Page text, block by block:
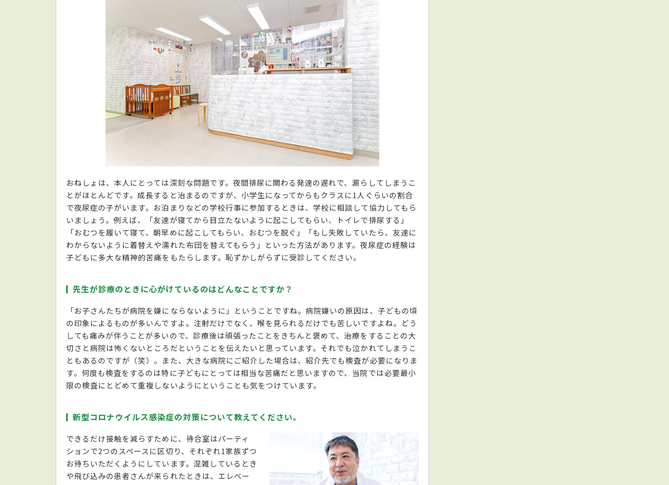
おねしょは、本人にとっては深刻な問題です。夜間排尿に関わる発達の遅れで、漏らしてしまうこ
とがほとんどです。成長すると治まるのですが、小学生になってからもクラスに1人ぐらいの割合
で夜尿症の子がいます。お泊まりなどの学校行事に参加するときは、学校に相談して協力してもら
いましょう。例えば、「友達が寝てから目立たないように起こしてもらい、トイレで排尿する」
「おむつを履いて寝て、朝早めに起こしてもらい、おむつを脱ぐ」「もし失敗していたら、友達に
わからないように着替えや濡れた布団を替えてもらう」といった方法があります。夜尿症の経験は
子どもに多大な精神的苦痛をもたらします。恥ずかしがらずに受診してください。
先生が診療のときに心がけているのはどんなことですか？
「お子さんたちが病院を嫌にならないように」ということですね。病院嫌いの原因は、子どもの頃
の印象によるものが多いんですよ。注射だけでなく、喉を見られるだけでも苦しいですよね。どう
しても痛みが伴うことが多いので、診療後は頑張ったことをきちんと褒めて、治療をすることの大
切さと病院は怖くないところだということを伝えたいと思っています。それでも泣かれてしまうこ
ともあるのですが（笑）。また、大きな病院にご紹介した場合は、紹介先でも検査が必要になりま
す。何度も検査をするのは特に子どもにとっては相当な苦痛だと思いますので、当院では必要最小
限の検査にとどめて重複しないようにということも気をつけています。
新型コロナウイルス感染症の対策について教えてください。
できるだけ接触を減らすために、待合室はパーティ
ションで2つのスペースに区切り、それぞれ1家族ずつ
お待ちいただくようにしています。混雑しているとき
や飛び込みの患者さんが来られたときは、エレベー